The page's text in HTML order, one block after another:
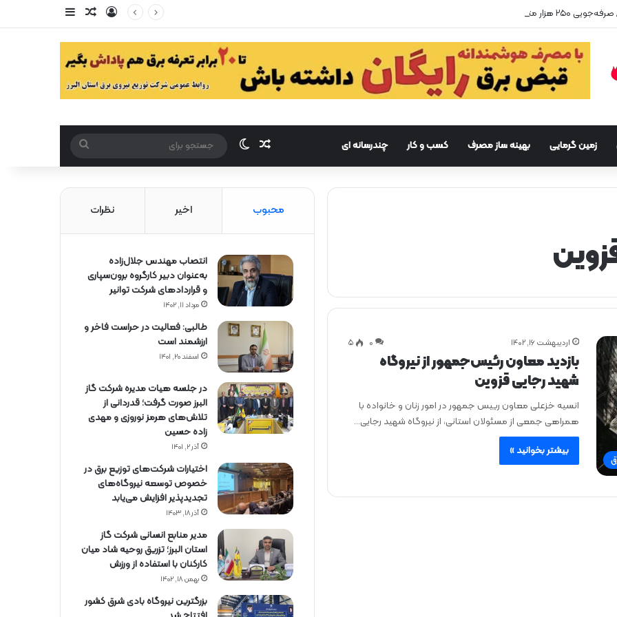
ورود مقاله تصادفی
زمین گرمایی بهینه ساز مصرف کسب و کار چندرسانه ای مقاله تصادفی
تغییر پوست
برای
اردیبهشت ۱۶, ۱۴۰۲ 0 ۵
بازدید معاون رئیس‌جمهور از نیروگاه
شهيد رجایی قزوین
انسیه خزعلی معاون رییس جمهور در امور زنان و خانواده با
همراهی جمعی از مسئولان استانی، از نیروگاه شهید رجایی…
بیشتر بخوانید »
محبوب اخیر نظرات
انتصاب مهندس جلال‌زاده
به‌عنوان دبیر كارگروه برون‌سپاری
و قراردادهای شركت توانیر
مرداد ۱۱, ۱۴۰۲
طالبی: فعالیت در حراست فاخر و
ارزشمند است
اسفند ۲۰, ۱۴۰۱
در جلسه هیات مدیره شرکت گاز
البرز صورت گرفت؛ قدردانی از
تلاش‌های هرمز نوروزی و مهدی
زاده حسین
آذر ۲, ۱۴۰۱
اختیارات شرکت‌های توزیع برق در
خصوص توسعه نیروگاه‌های
تجدیدپذیر افزایش می‌یابد
آذر ۱۸, ۱۴۰۳
مدیر منابع انسانی شرکت گاز
استان البرز؛ تزریق روحیه شاد میان
کارکنان با استفاده از ورزش
بهمن ۱۸, ۱۴۰۲
بزرگترین نیروگاه بادی شرق کشور